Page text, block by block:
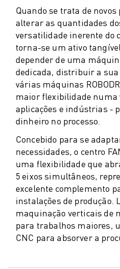
SOLUÇÕES DE FÁBRICA
REGISTO DE PRODUTOS » PORTAL
ESTUDOS DE CASO
SOLUÇÕES
INDÚSTRIAS
TODAS AS INDÚSTRIAS
AEROESPACIAL
AUTOMÓVEL
VEÍCULOS ELÉCTRICOS
ELETRÓNICA
ALIMENTAÇÃO & BEBIDAS
MÉDICO
PLÁSTICOS
ARMAZENAGEM, LOGÍSTICA,
APLICAÇÕES
TODAS AS APLICAÇÕES
MAQUINAÇÃO DE 5 EIXOS
SOLDADURA POR ARCO
MONTAGEM
Quando se trata de novos
alterar as quantidades
versatilidade inerente do
torna-se um ativo
depender de uma
dedicada, distribuir a
várias máquinas
maior flexibilidade numa
aplicações e indústrias -
dinheiro no processo.
Concebido para se
necessidades, o centro
uma flexibilidade que
5 eixos simultâneos,
excelente complemento
instalações de produção.
maquinação verticais de
para trabalhos maiores,
CNC para absorver a